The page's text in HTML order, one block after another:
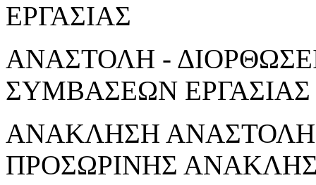
ΕΡΓΑΣΙΑΣ
ΑΝΑΣΤΟΛΗ -
ΣΥΜΒΑΣΕΩΝ
ΑΝΑΚΛΗΣΗ
ΠΡΟΣΩΡΙΝΗΣ